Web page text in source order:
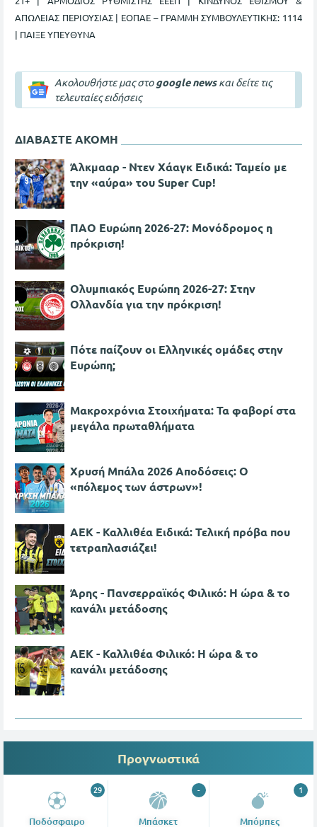
ΑΠΩΛΕΙΑΣ ΠΕΡΙΟΥΣΙΑΣ | ΕΟΠΑΕ – ΓΡΑΜΜΗ ΣΥΜΒΟΥΛΕΥΤΙΚΗΣ: 1114
| ΠΑΙΞΕ ΥΠΕΥΘΥΝΑ
Ακολουθήστε μας στοgoogle newsκαι δείτε τις
τελευταίες ειδήσεις
ΔΙΑΒΑΣΤΕ ΑΚΟΜΗ
Άλκμααρ - Ντεν Χάαγκ Ειδικά: Ταμείο με
την «αύρα» του Super Cup!
ΠΑΟ Ευρώπη 2026-27: Μονόδρομος η
πρόκριση!
Ολυμπιακός Ευρώπη 2026-27: Στην
Ολλανδία για την πρόκριση!
Πότε παίζουν οι Ελληνικές ομάδες στην
Ευρώπη;
Μακροχρόνια Στοιχήματα: Τα φαβορί στα
μεγάλα πρωταθλήματα
Χρυσή Μπάλα 2026 Αποδόσεις: Ο
«πόλεμος των άστρων»!
ΑΕΚ - Καλλιθέα Ειδικά: Τελική πρόβα που
τετραπλασιάζει!
Άρης - Πανσερραϊκός Φιλικό: Η ώρα & το
κανάλι μετάδοσης
ΑΕΚ - Καλλιθέα Φιλικό: Η ώρα & το
κανάλι μετάδοσης
Προγνωστικά
Ποδόσφαιρο
29
Μπάσκετ
-
Μπόμπες
1